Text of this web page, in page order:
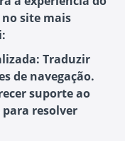
site mais
Traduzir
de navegação.
suporte ao
resolver